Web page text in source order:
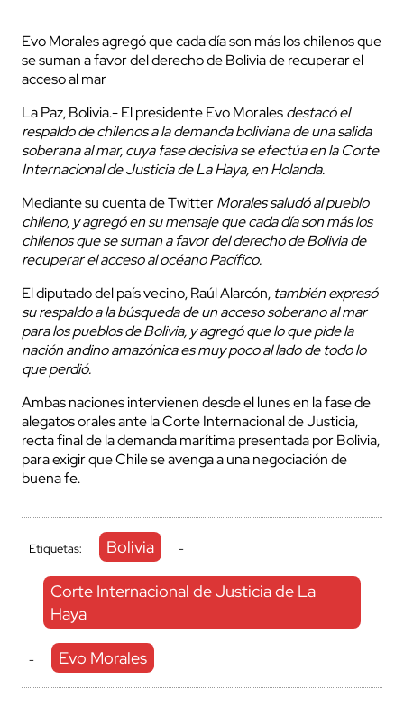
Evo Morales agregó que cada día son más los chilenos que
se suman a favor del derecho de Bolivia de recuperar el
acceso al mar
La Paz, Bolivia.- El presidente Evo Moralesdestacó el
respaldo de chilenos a la demanda boliviana de una salida
soberana al mar, cuya fase decisiva se efectúa en la Corte
Internacional de Justicia de La Haya, en Holanda.
Mediante su cuenta de TwitterMorales saludó al pueblo
chileno, y agregó en su mensaje que cada día son más los
chilenos que se suman a favor del derecho de Bolivia de
recuperar el acceso al océano Pacífico.
El diputado del país vecino, Raúl Alarcón, también expresó
su respaldo a la búsqueda de un acceso soberano al mar
para los pueblos de Bolivia, y agregó que lo que pide la
nación andino amazónica es muy poco al lado de todo lo
que perdió.
Ambas naciones intervienen desde el lunes en la fase de
alegatos orales ante la Corte Internacional de Justicia,
recta final de la demanda marítima presentada por Bolivia,
para exigir que Chile se avenga a una negociación de
buena fe.
Etiquetas: Bolivia -
Corte Internacional de Justicia de La
Haya
- Evo Morales